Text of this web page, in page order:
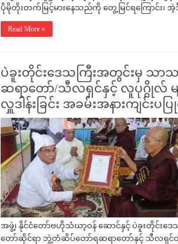
ပိုမိုတိုးတက်မြင့်မားနေသည်ကို တွေ့မြင်ရကြောင်း
Read More »
ပဲခူးတိုင်းဒေသကြီးအတွင်းမှ သ
ဆရာတော်/သီလရှင်နှင့် လူပုဂ္ဂိုလ်
လှူဒါန်းခြင်း အခမ်းအနားကျင်းပ
အဖွဲ့၊ နိုင်ငံတော်ဗဟိုသံဃာ့ဝန် ဆောင်နှင့် ပဲခူးတိုင်းဒ
တော်ဆိုင်ရာ ဘွဲ့တံဆိပ်တော်ရဆရာတော်နှင့် သီလရှင်